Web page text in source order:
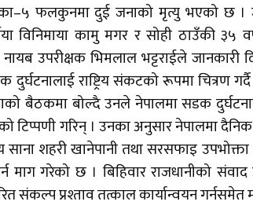
फलकुनमा दुई जनाको मृत्यु भएको छ ।
कामु मगर र सोही ठाउँकी ३५
उपरीक्षक भिमलाल भट्टराईले जानकारी
राष्ट्रिय संकटको रूपमा चित्रण गर्दै
बैठकमा बोल्दै उनले नेपालमा सडक
टिप्पणी गरिन् । उनका अनुसार नेपालमा
साना शहरी खानेपानी तथा सरसफाइ
गरेको छ । बिहिवार राजधानीको संवाद
संकल्प प्रश्ताव तत्काल कार्यान्वयन गर्नसमेत